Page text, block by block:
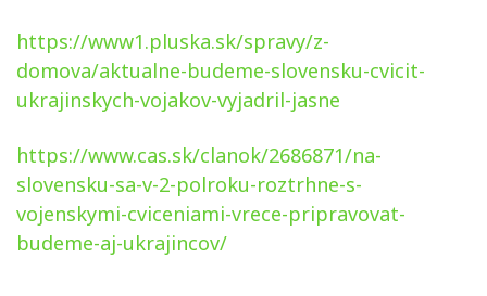
https://www1.pluska.sk/spravy/z-
domova/aktualne-budeme-slovensku-cvicit-
ukrajinskych-vojakov-vyjadril-jasne
https://www.cas.sk/clanok/2686871/na-
slovensku-sa-v-2-polroku-roztrhne-s-
vojenskymi-cviceniami-vrece-pripravovat-
budeme-aj-ukrajincov/